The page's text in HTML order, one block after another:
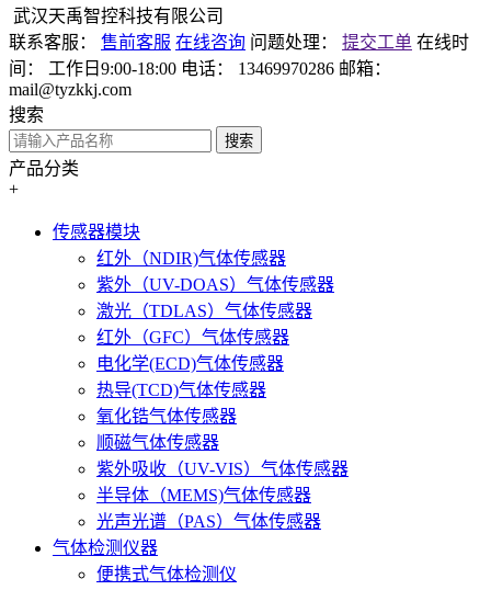
武汉天禹智控科技有限公司
联系客服： 售前客服 在线咨询 问题处理： 提交工单 在线时
间： 工作日9:00-18:00 电话： 13469970286 邮箱：
mail@tyzkkj.com
搜索
搜索
产品分类
+
传感器模块
红外（NDIR)气体传感器
紫外（UV-DOAS）气体传感器
激光（TDLAS）气体传感器
红外（GFC）气体传感器
电化学(ECD)气体传感器
热导(TCD)气体传感器
氧化锆气体传感器
顺磁气体传感器
紫外吸收（UV-VIS）气体传感器
半导体（MEMS)气体传感器
光声光谱（PAS）气体传感器
气体检测仪器
便携式气体检测仪